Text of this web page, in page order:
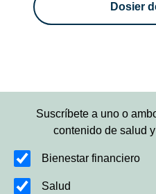
Dosier
Suscríbete a uno o
contenido de salud
Bienestar financiero
Salud